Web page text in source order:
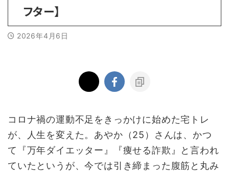
フター】
2026年4月6日
コロナ禍の運動不足をきっかけに始めた宅トレ
が、人生を変えた。あやか（25）さんは、かつ
て『万年ダイエッター』『痩せる詐欺』と言われ
ていたというが、今では引き締まった腹筋と丸み